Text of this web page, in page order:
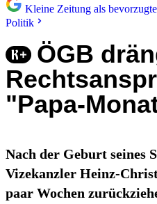
Kleine Zeitung als
Politik
ÖGB
"Papa-
Nach der Geburt seines
Vizekanzler Heinz-
paar Wochen